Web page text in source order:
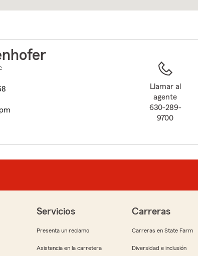
Llamar al
agente
630-289-
9700
Servicios
Presenta un reclamo
Asistencia en la carretera
Carreras
Carreras en State Farm
Diversidad e inclusión